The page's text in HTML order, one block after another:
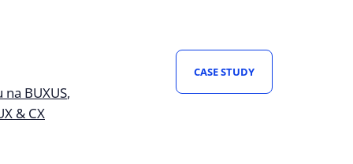
a postavili škálovateľný e-shop na
na Odoo ERP. Doplnili sme UX/UI a
BUXUS
& CX
CASE STUDY